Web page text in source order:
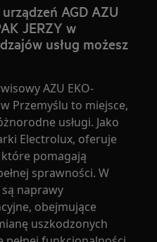
AGD AZU
JERZY w
usług możesz
AZU EKO-
w Przemyślu to miejsce,
usługi. Jako
Electrolux, oferuje
które pomagają
sprawności. W
naprawy
obejmujące
uszkodzonych